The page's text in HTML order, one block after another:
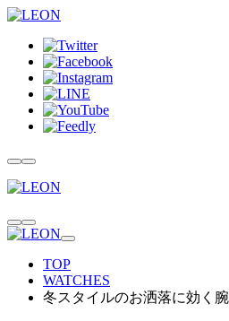
TOP
WATCHES
冬スタイルのお洒落に効く